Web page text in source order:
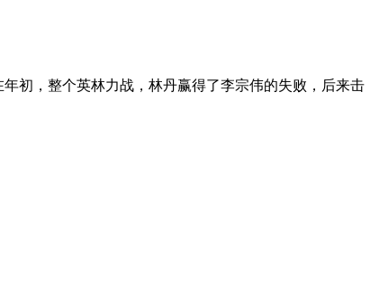
初，整个英林力战，林丹赢得了李宗伟的失败，后来击